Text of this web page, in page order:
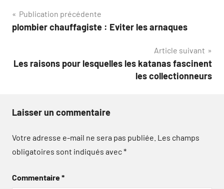
Navigation
de
Publication précédente
plombier chauffagiste : Eviter les arnaques
Article suivant
Les raisons pour lesquelles les katanas fascinent
les collectionneurs
Laisser un commentaire
Votre adresse e-mail ne sera pas publiée. Les champs
obligatoires sont indiqués avec*
Commentaire*